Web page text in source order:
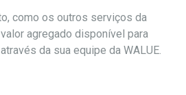
como os outros serviços da
agregado disponível para
da sua equipe da WALUE.